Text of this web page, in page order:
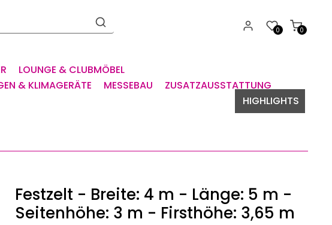
0
0
LOUNGE & CLUBMÖBEL
& KLIMAGERÄTE MESSEBAU
ZUSATZAUSSTATTUNG
HIGHLIGHTS
Festzelt - Breite: 4 m - Länge: 5 m -
Seitenhöhe: 3 m - Firsthöhe: 3,65 m